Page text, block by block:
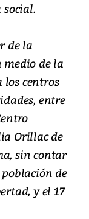
de la
de la
los centros
entre
Orillac de
sin contar
de
y el 17